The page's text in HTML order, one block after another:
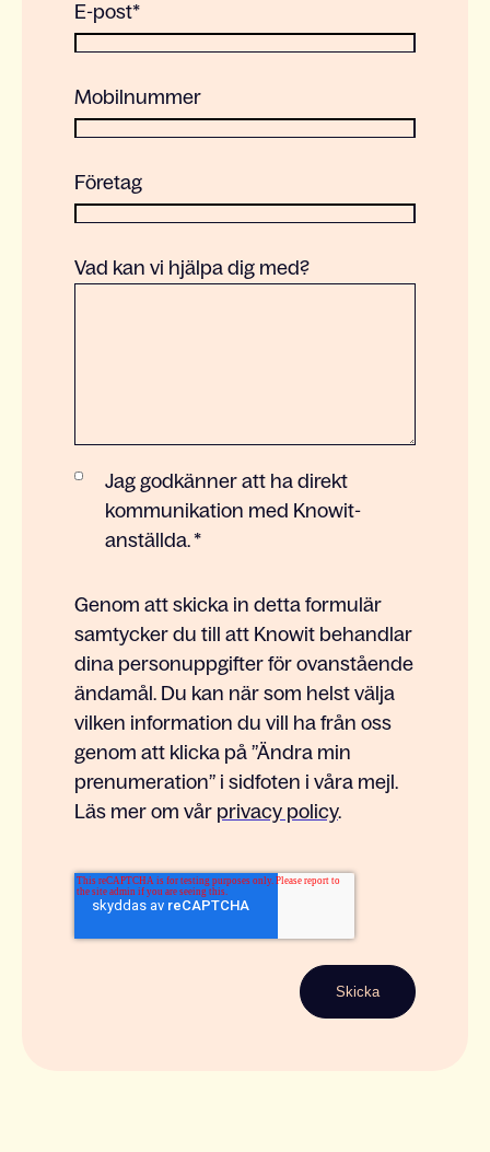
E-post*
Mobilnummer
Företag
Vad kan vi hjälpa dig med?
Jag godkänner att ha direkt
kommunikation med Knowit-
anställda. *
Genom att skicka in detta formulär
samtycker du till att Knowit behandlar
dina personuppgifter för ovanstående
ändamål. Du kan när som helst välja
vilken information du vill ha från oss
genom att klicka på ”Ändra min
prenumeration” i sidfoten i våra mejl.
Läs mer om vår privacy policy.